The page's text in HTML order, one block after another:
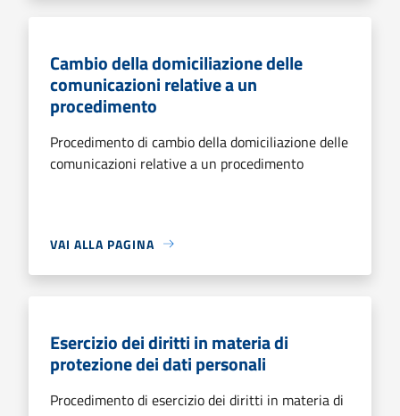
Cambio della domiciliazione delle
comunicazioni relative a un
procedimento
Procedimento di cambio della domiciliazione delle
comunicazioni relative a un procedimento
VAI ALLA PAGINA
Esercizio dei diritti in materia di
protezione dei dati personali
Procedimento di esercizio dei diritti in materia di